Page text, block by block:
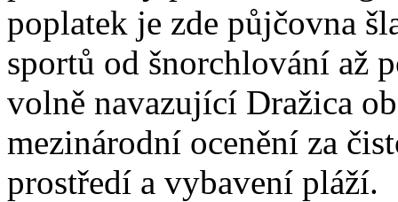
poplatek je zde půjčovna
sportů od šnorchlování až
volně navazující Dražica
mezinárodní ocenění za
prostředí a vybavení pláží.